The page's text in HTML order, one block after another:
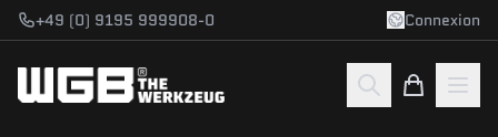
Aller au contenu
+49 (0) 9195 999908-0 Connexion